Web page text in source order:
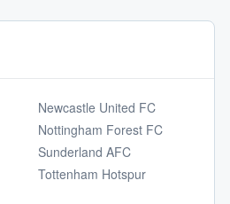
Newcastle United FC
Nottingham Forest FC
Sunderland AFC
Tottenham Hotspur